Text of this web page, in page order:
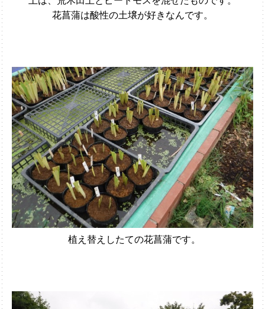
花菖蒲は酸性の土壌が好きなんです。
植え替えしたての花菖蒲です。